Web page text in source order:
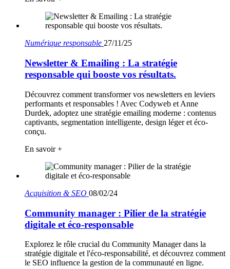
Numérique responsable 27/11/25
Newsletter & Emailing : La stratégie
responsable qui booste vos résultats.
Découvrez comment transformer vos newsletters en leviers
performants et responsables ! Avec Codyweb et Anne
Durdek, adoptez une stratégie emailing moderne : contenus
captivants, segmentation intelligente, design léger et éco-
conçu.
En savoir +
Acquisition & SEO 08/02/24
Community manager : Pilier de la stratégie
digitale et éco-responsable
Explorez le rôle crucial du Community Manager dans la
stratégie digitale et l'éco-responsabilité, et découvrez comment
le SEO influence la gestion de la communauté en ligne.